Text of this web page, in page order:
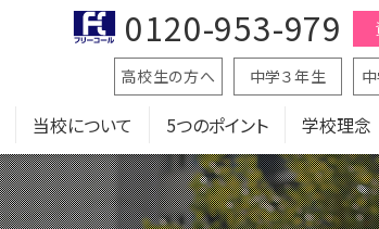
当校について 5つのポイント 学校理念
高校生の方へ 中学３年生
0120-953-979